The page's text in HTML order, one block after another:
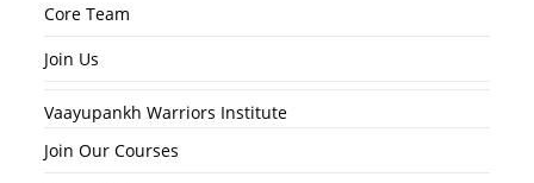
Core Team
Join Us
Vaayupankh Warriors Institute
Join Our Courses